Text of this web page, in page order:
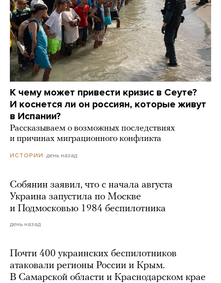
К чему может привести кризис в Сеуте?
И коснется ли он россиян, которые живут
в Испании?
Рассказываем о возможных последствиях
и причинах миграционного конфликта
ИСТОРИИ день назад
Собянин заявил, что с начала августа
Украина запустила по Москве
и Подмосковью 1984 беспилотника
день назад
Почти 400 украинских беспилотников
атаковали регионы России и Крым.
В Самарской области и Краснодарском крае